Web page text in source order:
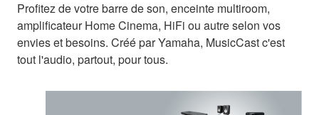
Profitez de votre barre de son, enceinte multiroom,
amplificateur Home Cinema, HiFi ou autre selon vos
envies et besoins. Créé par Yamaha, MusicCast c'est
tout l'audio, partout, pour tous.